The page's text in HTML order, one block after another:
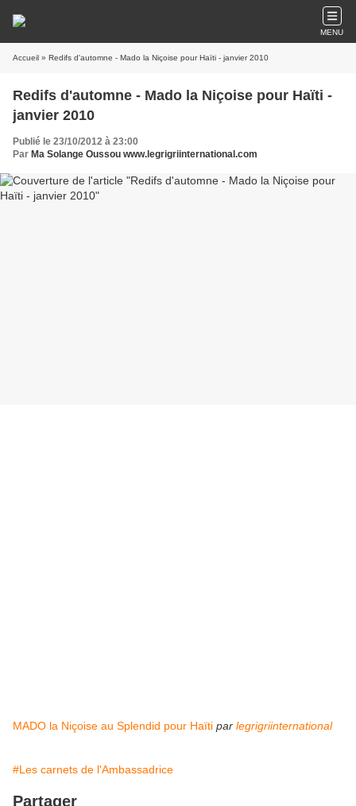
MENU
Accueil » Redifs d'automne - Mado la Niçoise pour Haïti - janvier 2010
Redifs d'automne - Mado la Niçoise pour Haïti -
janvier 2010
Publié le 23/10/2012 à 23:00
Par Ma Solange Oussou www.legrigriinternational.com
MADO la Niçoise au Splendid pour Haïti par legrigriinternational
#Les carnets de l'Ambassadrice
Partager